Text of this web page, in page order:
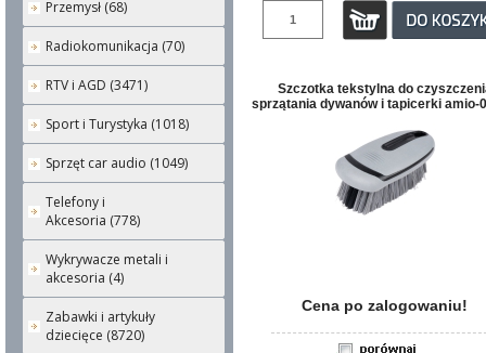
Przemysł (68)
Radiokomunikacja (70)
RTV i AGD (3471)
Sport i Turystyka (1018)
Sprzęt car audio (1049)
Telefony i
Akcesoria (778)
Wykrywacze metali i
akcesoria (4)
Zabawki i artykuły
dziecięce (8720)
Szczotka tekstylna do
sprzątania dywanów i tapicerki amio-
Cena po zalogowaniu!